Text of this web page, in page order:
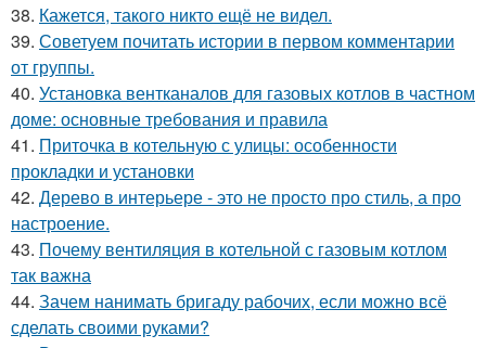
38. Кажется, такого никто ещё не видел.
39. Советуем почитать истории в первом комментарии
от группы.
40. Установка вентканалов для газовых котлов в частном
доме: основные требования и правила
41. Приточка в котельную с улицы: особенности
прокладки и установки
42. Дерево в интерьере - это не просто про стиль, а про
настроение.
43. Почему вентиляция в котельной с газовым котлом
так важна
44. Зачем нанимать бригаду рабочих, если можно всё
сделать своими руками?